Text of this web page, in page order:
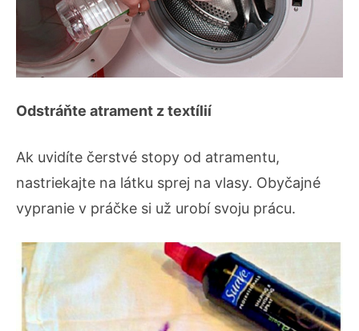
Odstráňte atrament z textílií
Ak uvidíte čerstvé stopy od atramentu,
nastriekajte na látku sprej na vlasy. Obyčajné
vypranie v práčke si už urobí svoju prácu.